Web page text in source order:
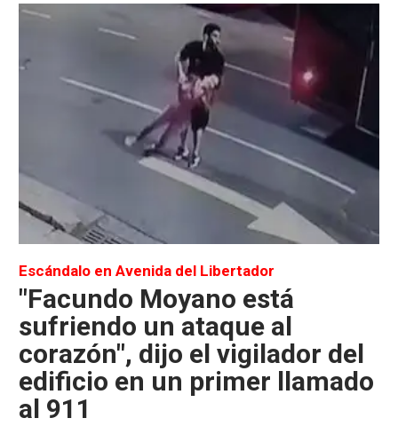
Escándalo en Avenida del Libertador
"Facundo Moyano está
sufriendo un ataque al
corazón", dijo el vigilador del
edificio en un primer llamado
al 911